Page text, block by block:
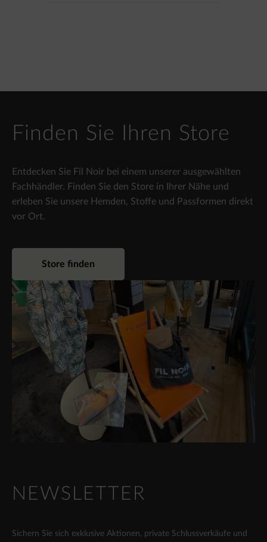
Finden Sie Ihren Store
Entdecken Sie Fil Noir bei einem unserer ausgewählten
Fachhändler. Finden Sie den Store in Ihrer Nähe und
erleben Sie unsere Hemden, Stoffe und Passformen direkt
vor Ort.
Store finden
NEWSLETTER
Sichern Sie sich exklusive Aktionen, private Schlussverkäufe und